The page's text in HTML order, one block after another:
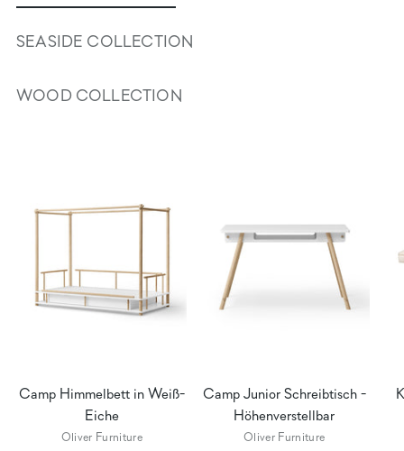
SEASIDE COLLECTION
WOOD COLLECTION
Camp Himmelbett in Weiß-
Eiche
Oliver Furniture
Camp Junior Schreibtisch -
Höhenverstellbar
Oliver Furniture